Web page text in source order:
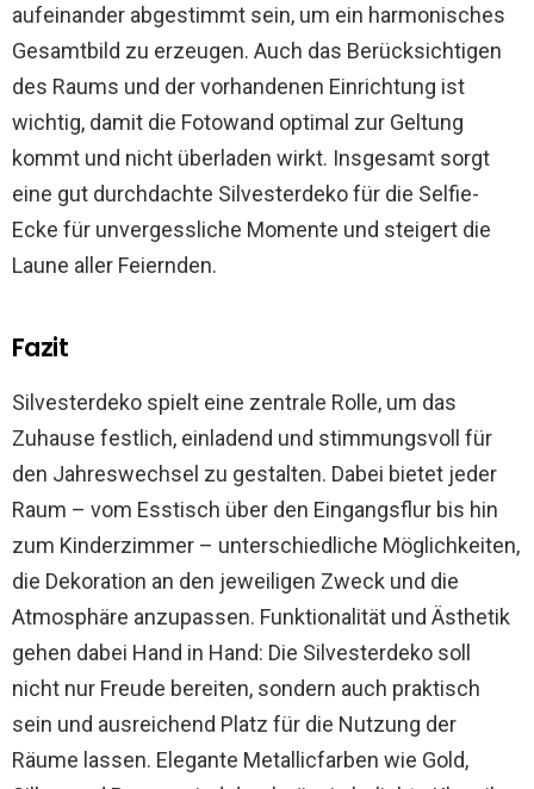
aufeinander abgestimmt sein, um ein harmonisches
Gesamtbild zu erzeugen. Auch das Berücksichtigen
des Raums und der vorhandenen Einrichtung ist
wichtig, damit die Fotowand optimal zur Geltung
kommt und nicht überladen wirkt. Insgesamt sorgt
eine gut durchdachte Silvesterdeko für die Selfie-
Ecke für unvergessliche Momente und steigert die
Laune aller Feiernden.
Fazit
Silvesterdeko spielt eine zentrale Rolle, um das
Zuhause festlich, einladend und stimmungsvoll für
den Jahreswechsel zu gestalten. Dabei bietet jeder
Raum – vom Esstisch über den Eingangsflur bis hin
zum Kinderzimmer – unterschiedliche Möglichkeiten,
die Dekoration an den jeweiligen Zweck und die
Atmosphäre anzupassen. Funktionalität und Ästhetik
gehen dabei Hand in Hand: Die Silvesterdeko soll
nicht nur Freude bereiten, sondern auch praktisch
sein und ausreichend Platz für die Nutzung der
Räume lassen. Elegante Metallicfarben wie Gold,